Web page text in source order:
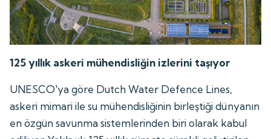
125 yıllık askeri mühendisliğin izlerini taşıyor
UNESCO'ya göre Dutch Water Defence Lines,
askeri mimari ile su mühendisliğinin birleştiği dünyanın
en özgün savunma sistemlerinden biri olarak kabul